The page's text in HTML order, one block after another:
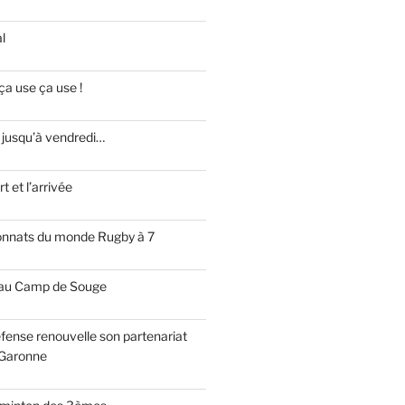
use ça use !
vendredi…
et l’arrivée
du monde Rugby à 7
Camp de Souge
renouvelle son partenariat